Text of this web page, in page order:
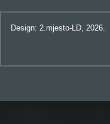
Design: 2.mjesto-LD, 2026.